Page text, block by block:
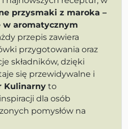
przysmaki z maroka –
aromatycznym
przepis zawiera
przygotowania oraz
składników, dzięki
się przewidywalne i
Kulinarny to
dla osób
pomysłów na